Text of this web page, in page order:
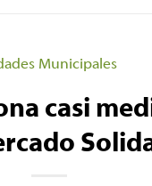
Municipales
casi